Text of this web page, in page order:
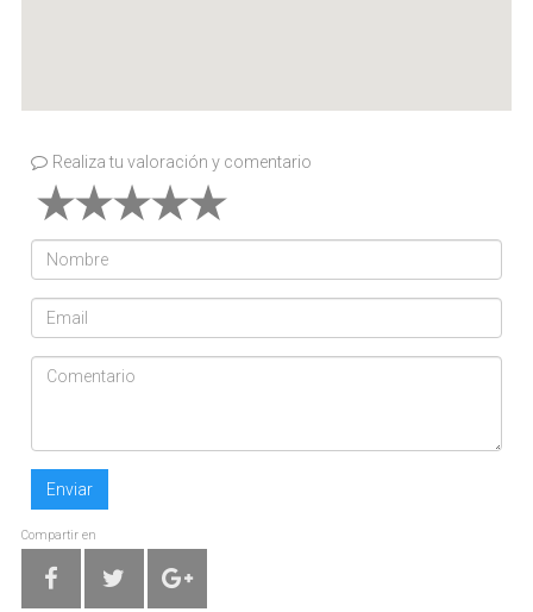
Realiza tu valoración y comentario
Enviar
Compartir en